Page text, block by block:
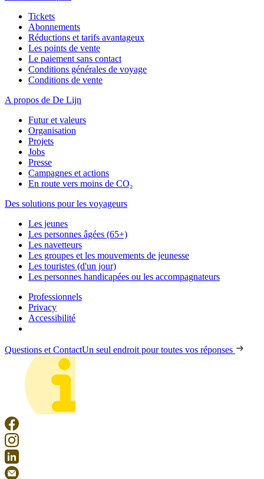
Tickets
Abonnements
Réductions et tarifs avantageux
Les points de vente
Le paiement sans contact
Conditions générales de voyage
Conditions de vente
A propos de De Lijn
Futur et valeurs
Organisation
Projets
Jobs
Presse
Campagnes et actions
En route vers moins de CO₂
Des solutions pour les voyageurs
Les jeunes
Les personnes âgées (65+)
Les navetteurs
Les groupes et les mouvements de jeunesse
Les touristes (d'un jour)
Les personnes handicapées ou les accompagnateurs
Professionnels
Privacy
Accessibilité
Questions et ContactUn seul endroit pour toutes vos réponses